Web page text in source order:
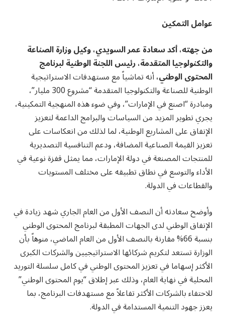
عوامل التمكين
من جهته، أكدسعادة عمر السويدي، وكيل وزارة الصناعة
والتكنولوجيا المتقدمة، رئيس اللجنة الوطنية لبرنامج
المحتوى الوطني،أنه تماشياً مع مستهدفات الاستراتيجية
الوطنية للصناعة والتكنولوجيا المتقدمة “مشروع 300 مليار”،
ومبادرة “اصنع في الإمارات”، وفي ضوء هذه المنهجية التمكينية،
يجري تطوير المزيد من السياسات والبرامج الداعمة لتعزيز
الإنفاق على المشاريع الوطنية، لما لذلك من انعكاسات على
تعزيز القيمة الصناعية المضافة، ودعم التنافسية التصديرية
للمنتجات المصنعة في دولة الإمارات، مما يمثل قفزة نوعية في
الأداء والتوسع في نطاق تطبيقه على مختلف المستويات
والقطاعات في الدولة.
وأوضح سعادته أن النصف الأول من العام الجاري شهد زيادة في
الإنفاق الوطني لدى الجهات المطبقة لبرنامج المحتوى الوطني
بنسبة66% مقارنة بالنصف الأول من العام الماضي، منوهاً بأن
الوزارة تستعد لتكريم شركائها الاستراتيجيين والشركات الكبرى
الأكثر إسهاما في تعزيز المحتوى الوطني في كامل سلسلة التوريد
المحلية في نهاية العام، وذلك عبر إطلاق “يوم المحتوى الوطني”
للاحتفاء بالشركات الأكثر تفاعلاً مع مستهدفات البرنامج، بما
يعزز جهود التنمية المستدامة في الدولة.